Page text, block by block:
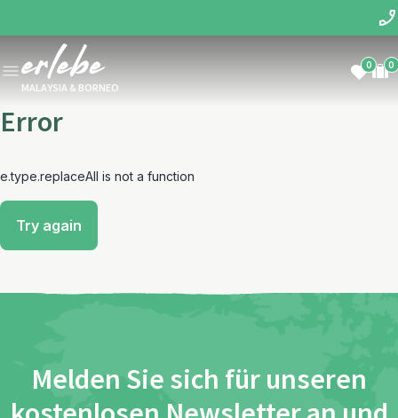
MALAYSIA & BORNEO
0 0
Error
e.type.replaceAll is not a function
Try again
Melden Sie sich für unseren